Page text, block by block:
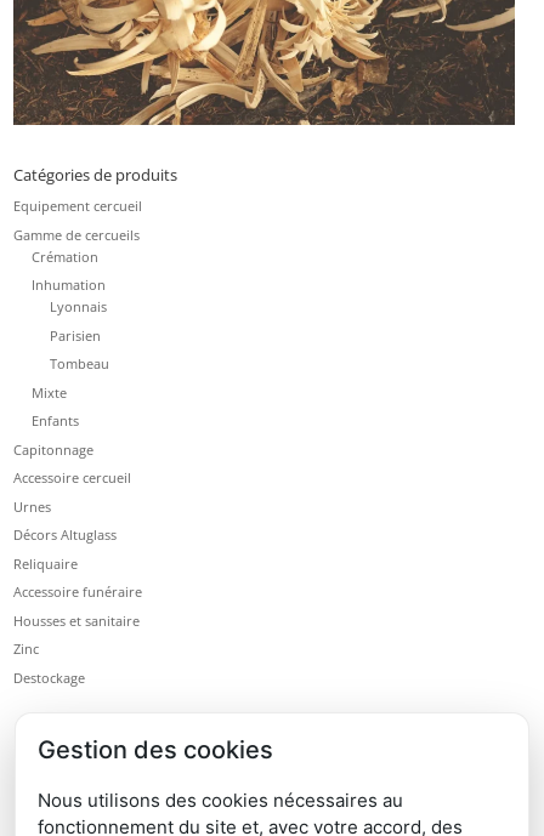
Catégories de produits
Equipement cercueil
Gamme de cercueils
Crémation
Inhumation
Lyonnais
Parisien
Tombeau
Mixte
Enfants
Capitonnage
Accessoire cercueil
Urnes
Décors Altuglass
Reliquaire
Accessoire funéraire
Housses et sanitaire
Zinc
Destockage
Gestion des cookies
Nous utilisons des cookies nécessaires au
fonctionnement du site et, avec votre accord, des